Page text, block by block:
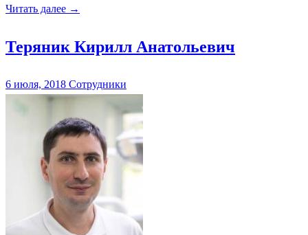
Читать далее →
Теряник Кирилл Анатольевич
6 июля, 2018 Сотрудники